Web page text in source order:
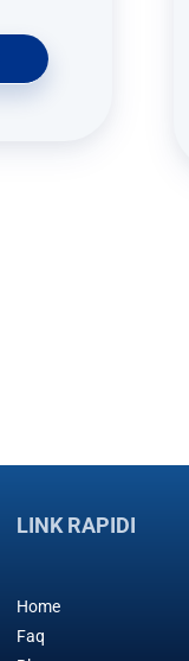
LINK RAPIDI
Home
Faq